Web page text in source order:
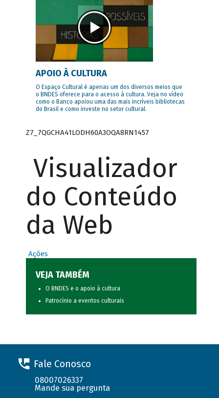
APOIO À CULTURA
O Espaço Cultural é apenas um dos diversos meios que
o BNDES oferece para o acesso à cultura. Veja no vídeo
como o Banco apoiou uma das mais incríveis bibliotecas
do Brasil e como investe no setor cultural.
Z7_7QGCHA41LODH60A3OQA8RN1457
Visualizador
do Conteúdo
da Web
Ações
VEJA TAMBÉM
O BNDES e o apoio à cultura
Patrocínio a eventos culturais
Fale Conosco
08007026337
Mande sua pergunta